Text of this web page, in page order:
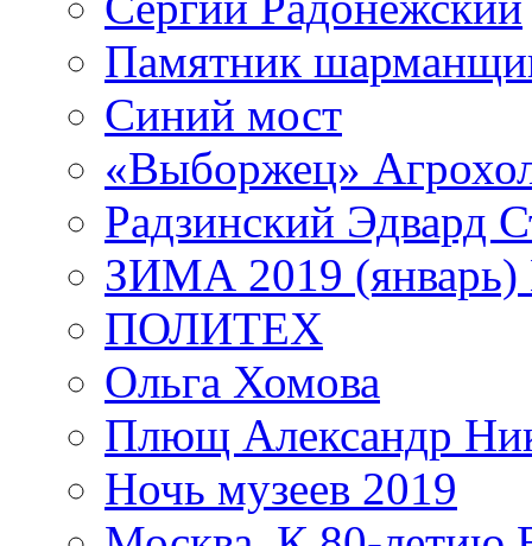
Памятник
Синий мост
«Выборжец»
Радзинский Эдвард
ЗИМА 2019 (январь)
ПОЛИТЕХ
Ольга Хомова
Плющ Александр
Ночь музеев 2019